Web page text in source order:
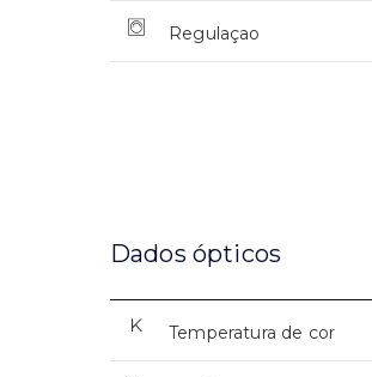
Regulaçao
Dados ópticos
Temperatura de cor